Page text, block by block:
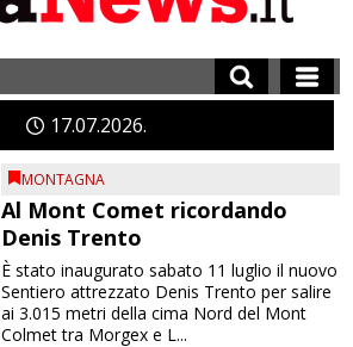
1707 2026
MONTAGNA
Al Mont Comet ricordando
Denis Trento
È stato inaugurato sabato 11 luglio il nuovo
Sentiero attrezzato Denis Trento per salire
ai 3.015 metri della cima Nord del Mont
Colmet tra Morgex e L...